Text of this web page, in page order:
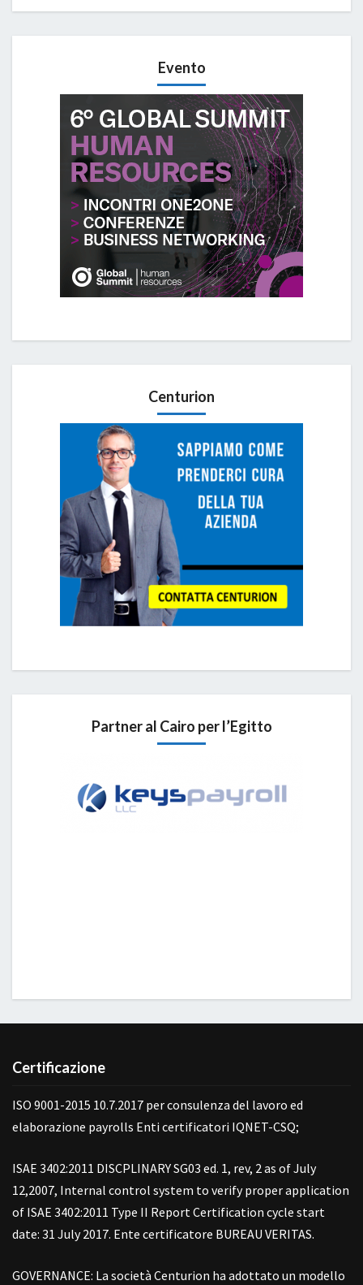
Evento
Centurion
Partner al Cairo per l’Egitto
Certificazione
ISO 9001-2015 10.7.2017 per consulenza del lavoro ed
elaborazione payrolls Enti certificatori IQNET-CSQ;
ISAE 3402:2011 DISCPLINARY SG03 ed. 1, rev, 2 as of July
12,2007, Internal control system to verify proper application
of ISAE 3402:2011 Type II Report Certification cycle start
date: 31 July 2017. Ente certificatore BUREAU VERITAS.
GOVERNANCE: La società Centurion ha adottato un modello